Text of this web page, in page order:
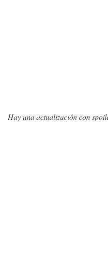
Hay una actualización con